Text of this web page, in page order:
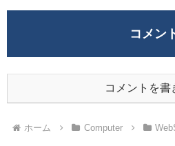
コメン
コメントを書
ホーム Computer